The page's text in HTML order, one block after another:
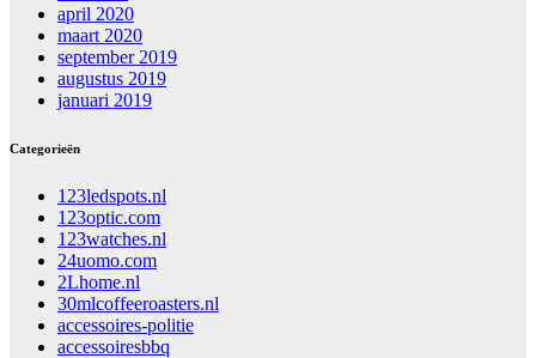
april 2020
maart 2020
september 2019
augustus 2019
januari 2019
Categorieën
123ledspots.nl
123optic.com
123watches.nl
24uomo.com
2Lhome.nl
30mlcoffeeroasters.nl
accessoires-politie
accessoiresbbq